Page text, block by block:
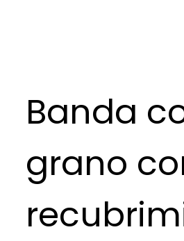
Banda
grano